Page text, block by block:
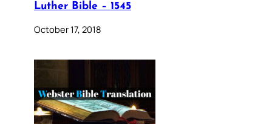
Luther Bible – 1545
October 17, 2018